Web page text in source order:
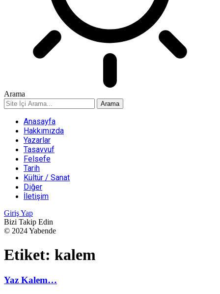
Arama
Anasayfa
Hakkımızda
Yazarlar
Tasavvuf
Felsefe
Tarih
Kültür / Sanat
Diğer
İletişim
Giriş Yap
Bizi Takip Edin
© 2024 Yabende
Etiket: kalem
Yaz Kalem…